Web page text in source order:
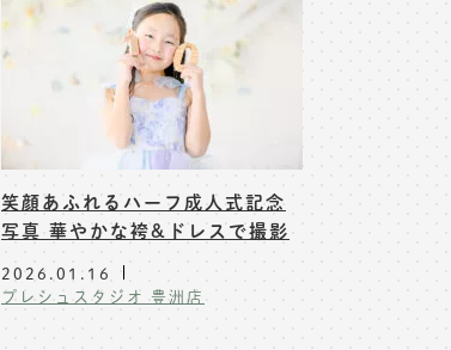
笑顔あふれるハーフ成人式記念
写真 華やかな袴&ドレスで撮影
2026.01.16
プレシュスタジオ 豊洲店